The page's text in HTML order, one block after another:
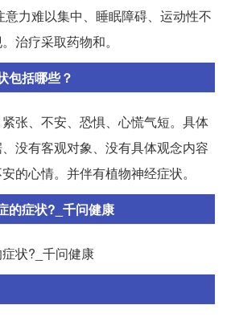
力难以集中、睡眠障碍、运动性不
治疗采取药物和。
包括哪些？
张、不安、恐惧、心慌气短。具体
没有客观对象、没有具体观念内容
的心情。并伴有植物神经症状。
的症状?_千问健康
状?_千问健康